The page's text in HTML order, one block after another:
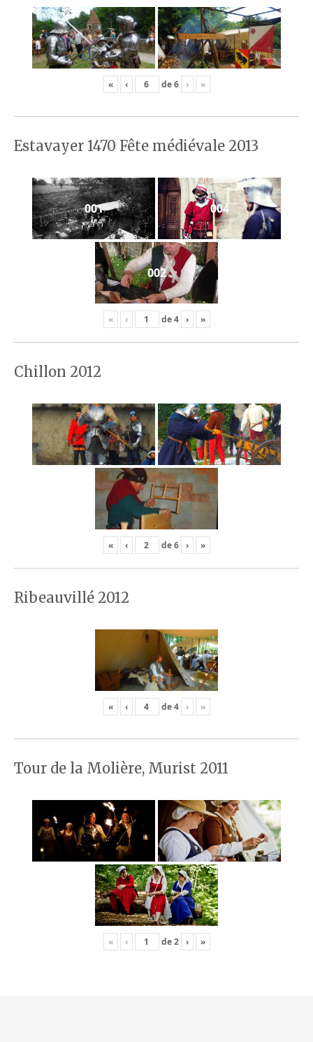
« ‹ de6 › »
Estavayer 1470 Fête médiévale 2013
001 004
002
« ‹ de4 › »
Chillon 2012
« ‹ de6 › »
Ribeauvillé 2012
« ‹ de4 › »
Tour de la Molière, Murist 2011
« ‹ de2 › »